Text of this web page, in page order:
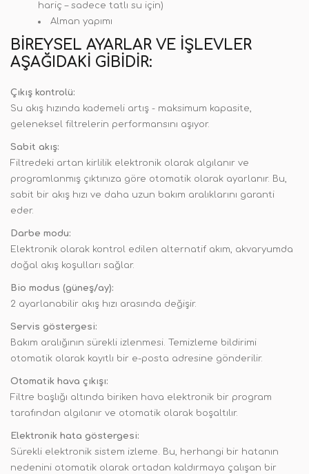
hariç – sadece tatlı su için)
Alman yapımı
BIREYSEL AYARLAR VE IŞLEVLER
AŞAĞIDAKI GIBIDIR:
Çıkış kontrolü:
Su akış hızında kademeli artış - maksimum kapasite,
geleneksel filtrelerin performansını aşıyor.
Sabit akış:
Filtredeki artan kirlilik elektronik olarak algılanır ve
programlanmış çıktınıza göre otomatik olarak ayarlanır. Bu,
sabit bir akış hızı ve daha uzun bakım aralıklarını garanti
eder.
Darbe modu:
Elektronik olarak kontrol edilen alternatif akım, akvaryumda
doğal akış koşulları sağlar.
Bio modus (güneş/ay):
2 ayarlanabilir akış hızı arasında değişir.
Servis göstergesi:
Bakım aralığının sürekli izlenmesi. Temizleme bildirimi
otomatik olarak kayıtlı bir e-posta adresine gönderilir.
Otomatik hava çıkışı:
Filtre başlığı altında biriken hava elektronik bir program
tarafından algılanır ve otomatik olarak boşaltılır.
Elektronik hata göstergesi:
Sürekli elektronik sistem izleme. Bu, herhangi bir hatanın
nedenini otomatik olarak ortadan kaldırmaya çalışan bir